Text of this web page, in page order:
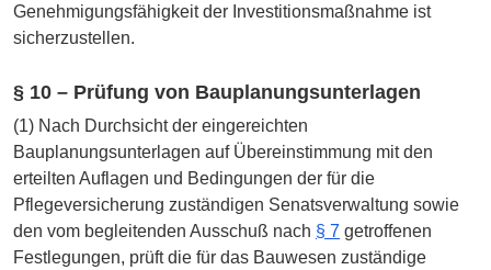
Genehmigungsfähigkeit der Investitionsmaßnahme ist
sicherzustellen.
§ 10 – Prüfung von Bauplanungsunterlagen
(1) Nach Durchsicht der eingereichten
Bauplanungsunterlagen auf Übereinstimmung mit den
erteilten Auflagen und Bedingungen der für die
Pflegeversicherung zuständigen Senatsverwaltung sowie
den vom begleitenden Ausschuß nach § 7 getroffenen
Festlegungen, prüft die für das Bauwesen zuständige